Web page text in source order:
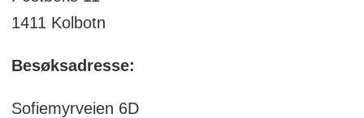
1411 Kolbotn
Besøksadresse:
Sofiemyrveien 6D